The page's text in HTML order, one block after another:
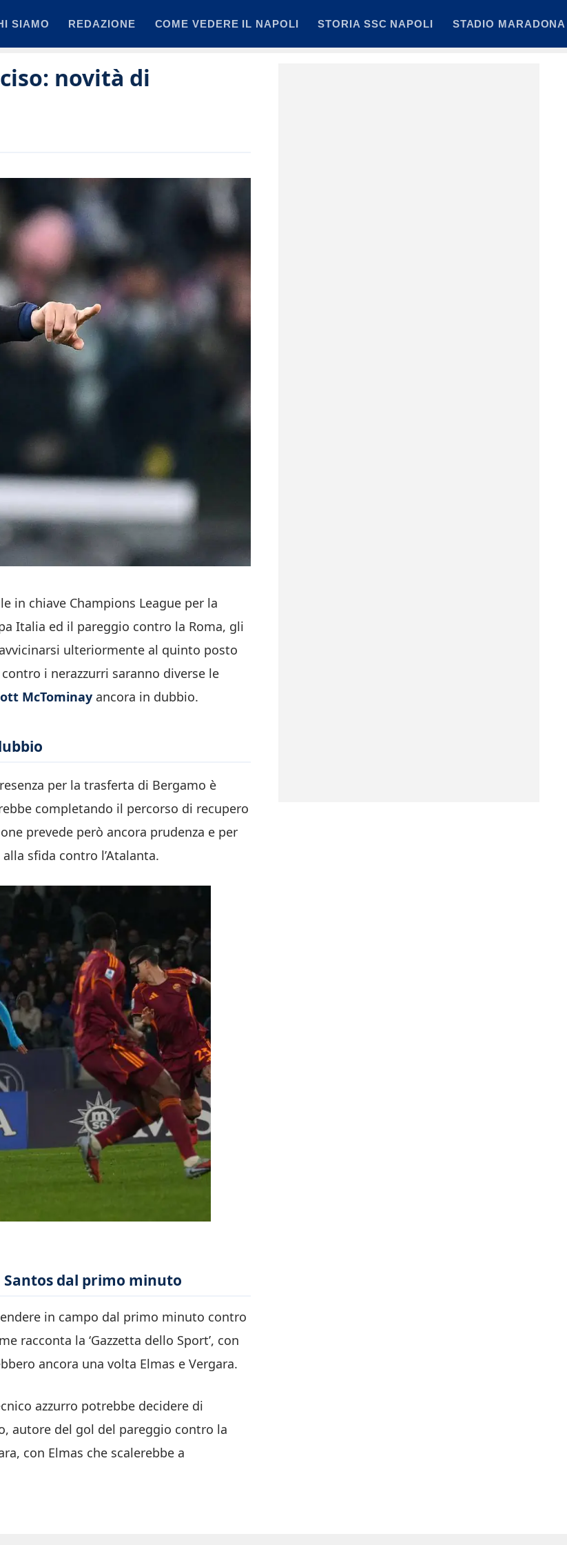
SIAMO REDAZIONE COME VEDERE IL NAPOLI STORIA SSC NAPOLI STADIO MARADONA
novità di
in chiave Champions League per la
Italia ed il pareggio contro la Roma, gli
ulteriormente al quinto posto
i nerazzurri saranno diverse le
McTominay ancora in dubbio.
per la trasferta di Bergamo è
completando il percorso di recupero
prevede però ancora prudenza e per
sfida contro l’Atalanta.
Santos dal primo minuto
in campo dal primo minuto contro
racconta la ‘Gazzetta dello Sport’, con
ancora una volta Elmas e Vergara.
azzurro potrebbe decidere di
autore del gol del pareggio contro la
con Elmas che scalerebbe a